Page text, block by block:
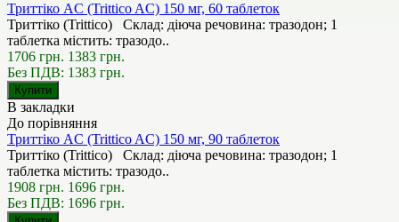
Триттіко AC (Trittico AC) 150 мг, 60 таблеток
Триттіко (Trittico) Склад: діюча речовина: тразодон; 1
таблетка містить: тразодо..
1706 грн. 1383 грн.
Без ПДВ: 1383 грн.
В закладки
До порівняння
Триттіко AC (Trittico AC) 150 мг, 90 таблеток
Триттіко (Trittico) Склад: діюча речовина: тразодон; 1
таблетка містить: тразодо..
1908 грн. 1696 грн.
Без ПДВ: 1696 грн.